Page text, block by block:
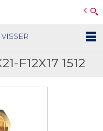
F12X17 1512